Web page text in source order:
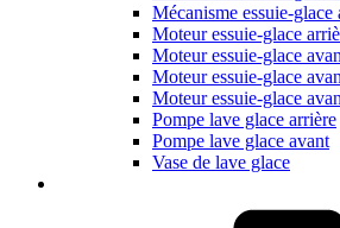
Mécanisme essuie-glace
Moteur essuie-glace
Moteur essuie-glace
Moteur essuie-glace
Moteur essuie-glace
Pompe lave glace arrière
Pompe lave glace avant
Vase de lave glace